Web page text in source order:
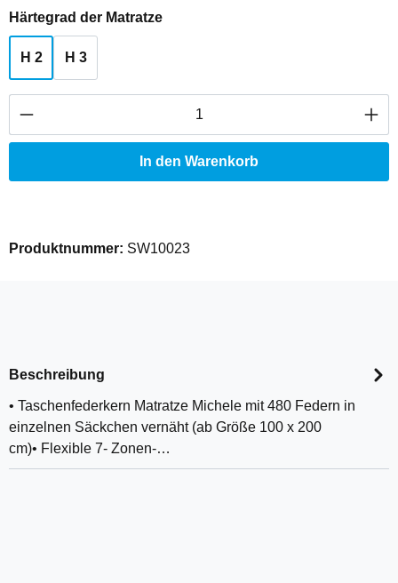
Härtegrad der Matratzeauswählen
H 2 H 3
Produkt Anzahl: Gib den gewünschten
In den Warenkorb
Produktnummer: SW10023
Beschreibung
• Taschenfederkern Matratze Michele mit 480 Federn in
einzelnen Säckchen vernäht (ab Größe 100 x 200
cm)• Flexible 7- Zonen-…